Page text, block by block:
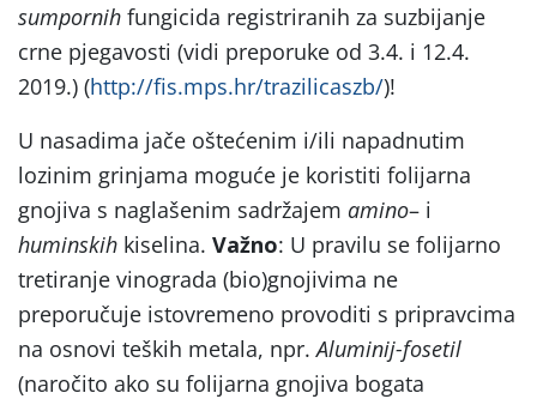
sumpornih fungicida registriranih za suzbijanje
crne pjegavosti (vidi preporuke od 3.4. i 12.4.
2019.) (http://fis.mps.hr/trazilicaszb/)!
U nasadima jače oštećenim i/ili napadnutim
lozinim grinjama moguće je koristiti folijarna
gnojiva s naglašenim sadržajem amino– i
huminskih kiselina. Važno: U pravilu se folijarno
tretiranje vinograda (bio)gnojivima ne
preporučuje istovremeno provoditi s pripravcima
na osnovi teških metala, npr.Aluminij-fosetil
(naročito ako su folijarna gnojiva bogata